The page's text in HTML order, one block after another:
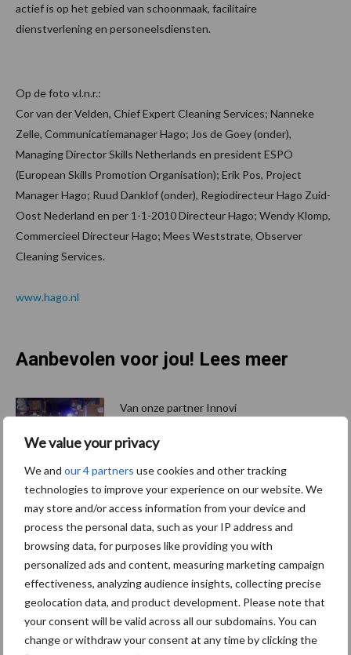
We value your privacy
We and our 4 partners use cookies and other tracking
technologies to improve your experience on our website. We
may store and/or access information from your device and
process the personal data, such as your IP address and
browsing data, for purposes like providing you with
personalized ads and content, measuring marketing campaign
effectiveness, analyzing audience insights, collecting precise
geolocation data, and product development. Please note that
your consent will be valid across all our subdomains. You can
change or withdraw your consent at any time by clicking the
actief is op het gebied van schoonmaak, facilitaire
dienstverlening en personeelsdiensten.
Op de foto v.l.n.r.:
Cor van der Velden, Chief Expert Cleaning Services; Nanneke
Zelle, Communicatiemanager Hago; Jos de Goey (onder),
Managing Director Skills Netherlands en president ESPO
(European Skills Promotion Organisation); Erik Pos, Project
Manager Hago; Ruud Danklof (onder), Regiodirecteur Hago Zuid-
Oost Nederland en per 1-1-2010 Directeur Hago; Wendy Klomp,
Commercieel Directeur Hago; Mees Weststrate, Observer
Cleaning Services.
www.hago.nl
Aanbevolen voor jou! Lees meer
Van onze partner Innovi
slimme hulp op de
Van onze partner The Legal
Company
Bescherming van
persoonsgegevens: grip op
de risico’s
Hervorming flexibele